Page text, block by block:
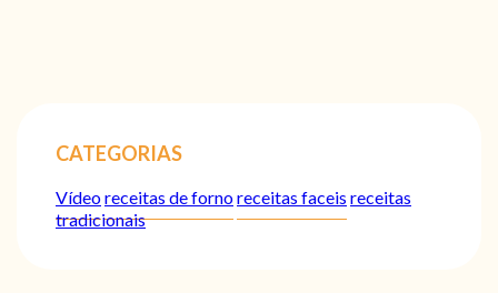
CATEGORIAS
Vídeoreceitas de fornoreceitas faceis receitas
tradicionais